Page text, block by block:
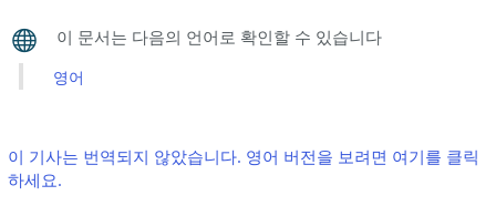
영어
이 기사는 번역되지 않았습니다. 영어 버전을 보려면 여기를 클릭
하세요.